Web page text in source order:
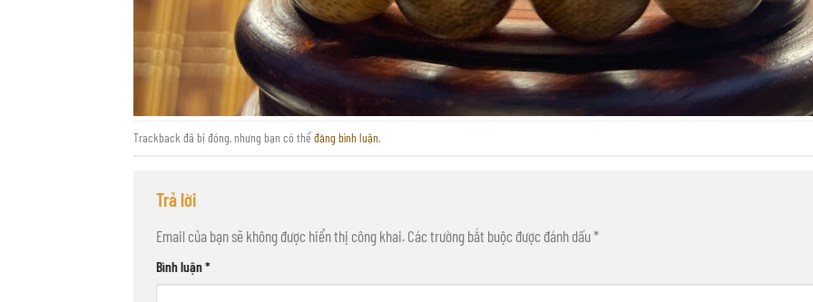
Trackback đã bị đóng, nhưng bạn có thểđăng bình luận.
Trả lời
Email của bạn sẽ không được hiển thị công khai. Các trường bắt buộc được đánh dấu*
Bình luận*